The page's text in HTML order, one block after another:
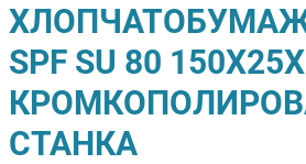
SPF SU 80
СТАНКА